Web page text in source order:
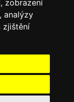
zobrazení
analýzy
zjištění